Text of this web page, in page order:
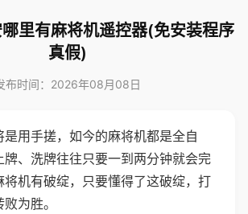
里有麻将机遥控器(免安装程序
真假)
布时间：2026年08月08日
是用手搓，如今的麻将机都是全自
牌、洗牌往往只要一到两分钟就会完
将机有破绽，只要懂得了这破绽，打
为胜。